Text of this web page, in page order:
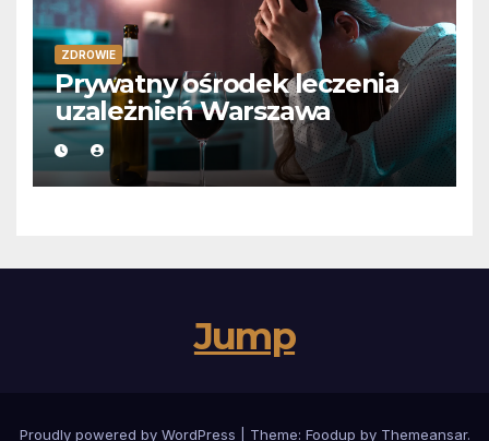
ZDROWIE
Prywatny ośrodek leczenia
uzależnień Warszawa
Jump
Proudly powered by WordPress Theme: Foodup by Themeansar.